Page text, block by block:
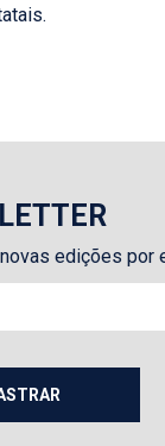
edições por